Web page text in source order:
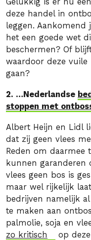
deze handel in
leggen.
het een goede wet
beschermen? Of
waardoor deze
gaan?
2. …Nederlandse
stoppen met
Albert Heijn en Lidl
dat zij geen vlees
Reden om daarmee
kunnen
vlees geen bos is
maar wel rijkelijk
bedrijven namelijk
te maken aan
palmolie, soja en
zo kritisch
op